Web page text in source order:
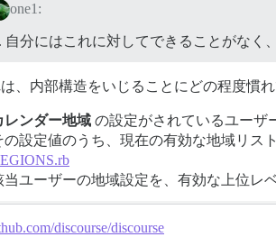
one1:
自分にはこれに対してできることがなく、
、内部構造をいじることにどの程度慣
レンダー地域 の設定がされているユーザ
の設定値のうち、現在の有効な地域リス
当ユーザーの地域設定を、有効な上位レ
discourse/discourse